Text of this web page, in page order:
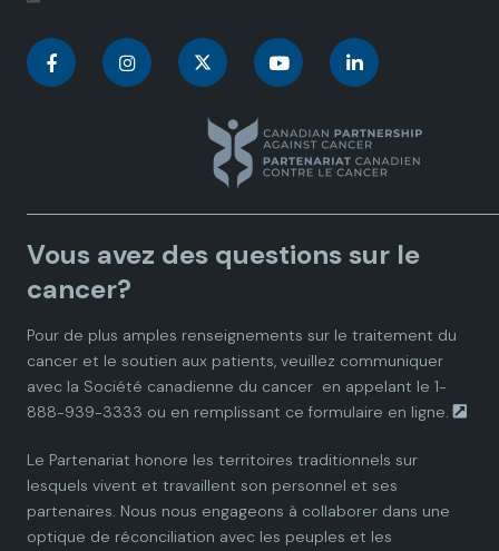
C
a
d
a
n
P
a
C
a
d
a
n
P
a
n
a
d
a
n
P
a
C
n
a
d
a
n
P
a
C
n
a
d
a
n
P
a
Vous avez des questions sur le
cancer?
Pour de plus amples renseignements sur le traitement du
cancer et le soutien aux patients, veuillez communiquer
avec la Société canadienne du cancer en appelant le 1-
888-939-3333 ou en remplissant ce formulaire en ligne.
Le Partenariat honore les territoires traditionnels sur
lesquels vivent et travaillent son personnel et ses
partenaires. Nous nous engageons à collaborer dans une
optique de réconciliation avec les peuples et les